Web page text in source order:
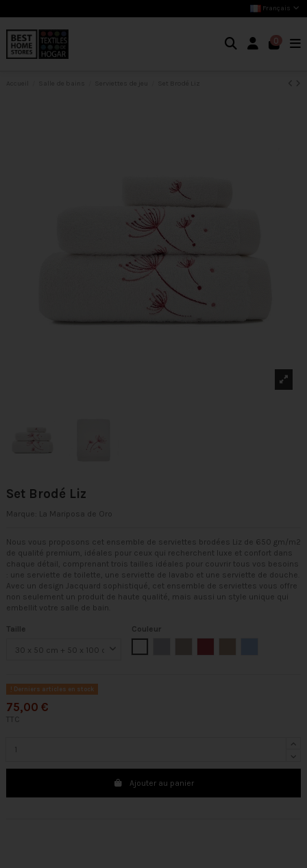
Français
0
Set Brodé Liz
Marque: La Mariposa de Oro
Nous vous proposons cet ensemble de serviettes brodées Liz de 650 gm/m2
de qualité premium, idéales pour ceux qui recherchent luxe et confort dans
chaque détail, comprenant trois tailles idéales pour couvrir tous vos besoins
: une serviette de toilette, une serviette de lavabo et une serviette de douche.
Avec un design Jacquard sophistiqué, cet ensemble de serviettes vous offre
non seulement un produit de haute qualité, mais aussi un style unique qui
embellit votre salle de bain.
Taille
Couleur
Derniers articles en stock
75,00 €
TTC
Ajouter au panier